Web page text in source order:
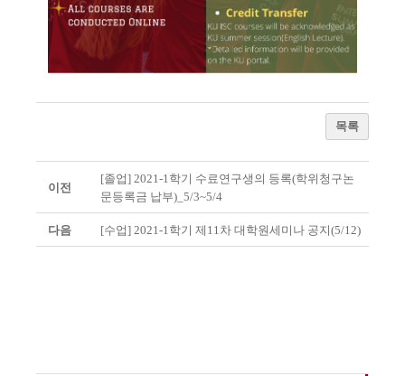
목록
이전
[졸업] 2021-1학기 수료연구생의 등록(학위청구논
문등록금 납부)_5/3~5/4
다음 [수업] 2021-1학기 제11차 대학원세미나 공지(5/12)